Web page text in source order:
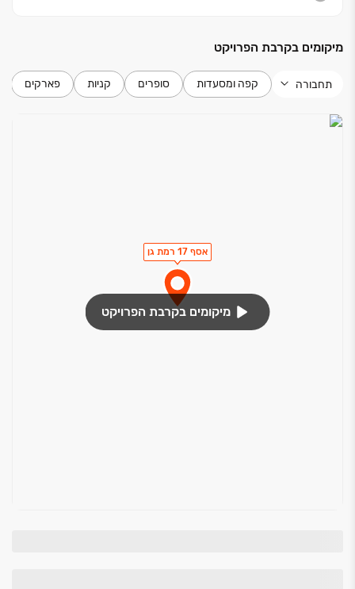
מיקומים בקרבת הפרויקט
תחבורה קפה ומסעדות סופרים קניות פארקים
אסף 17 רמת גן
מיקומים בקרבת הפרויקט